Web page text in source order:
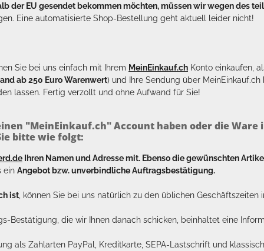
der EU gesendet bekommen möchten, müssen wir wegen des
Eine automatisierte Shop-Bestellung geht aktuell leider nicht!
Sie bei uns einfach mit Ihrem MeinEinkauf.ch Konto einkaufen,
ab 250 Euro Warenwert) und Ihre Sendung über MeinEinkauf.ch
lassen. Fertig verzollt und ohne Aufwand für Sie!
"MeinEinkauf.ch" Account haben oder die Ware
bitte wie folgt:
Ihren Namen und Adresse mit. Ebenso die gewünschten
ein Angebot bzw. unverbindliche Auftragsbestätigung.
ist , können Sie bei uns natürlich zu den üblichen Geschäftszeiten
Bestätigung, die wir Ihnen danach schicken, beinhaltet eine
als Zahlarten PayPal, Kreditkarte, SEPA-Lastschrift und